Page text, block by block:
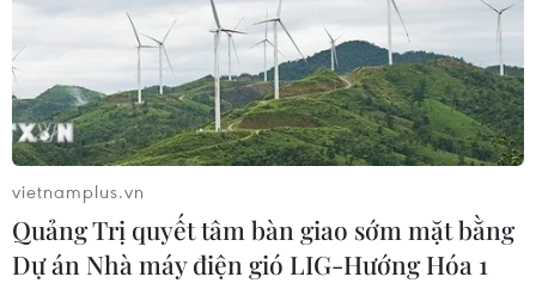
vietnamplus.vn
Quảng Trị quyết tâm bàn giao sớm mặt bằng
Dự án Nhà máy điện gió LIG-Hướng Hóa 1